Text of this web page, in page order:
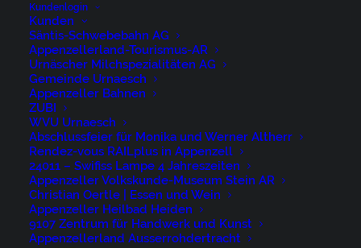
Kundenlogin
Kunden
Säntis-Schwebebahn AG
Appenzellerland-Tourismus-AR
Urnäscher Milchspezialitäten AG
Gemeinde Urnaesch
Appenzeller Bahnen
ZUBI
WVU Urnaesch
Abschlussfeier für Monika und Werner Altherr
Rendez-vous RAILplus in Appenzell
24011 – Swifiss Lampe 4 Jahreszeiten
Appenzeller Volkskunde-Museum Stein AR
Christian Oertle | Essen und Wein
Appenzeller Heilbad Heiden
9107 Zentrum für Handwerk und Kunst
Appenzellerland Ausserrohdertracht